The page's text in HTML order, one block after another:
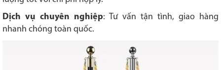
Dịch vụ chuyên nghiệp: Tư vấn tận tình, giao hàng
nhanh chóng toàn quốc.